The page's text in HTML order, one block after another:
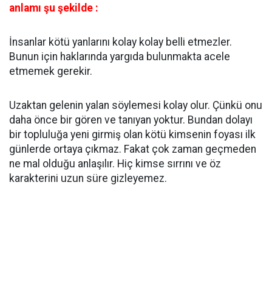
anlamı şu şekilde :
İnsanlar kötü yanlarını kolay kolay belli etmezler.
Bunun için haklarında yargıda bulunmakta acele
etmemek gerekir.
Uzaktan gelenin yalan söylemesi kolay olur. Çünkü onu
daha önce bir gören ve tanıyan yoktur. Bundan dolayı
bir topluluğa yeni girmiş olan kötü kimsenin foyası ilk
günlerde ortaya çıkmaz. Fakat çok zaman geçmeden
ne mal olduğu anlaşılır. Hiç kimse sırrını ve öz
karakterini uzun süre gizleyemez.